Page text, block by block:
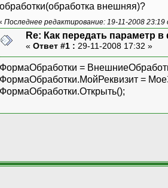
обработки(обработка внешняя)?
Последнее редактирование: 19-11-2008 23:19
Re: Как передать параметр
« Ответ #1 : 29-11-2008 17:32 »
ФормаОбработки =
ФормаОбработки.МойРеквизит =
ФормаОбработки.Открыть();